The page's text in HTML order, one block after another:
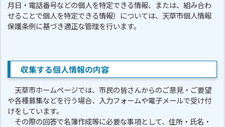
月日・電話番号などの個人を特定できる情報、または、組み合わ
せることで個人を特定できる情報）については、天草市個人情報
保護条例に基づき適正な管理を行います。
収集する個人情報の内容
天草市ホームページでは、市民の皆さんからのご意見・ご要望
や各種募集などを行う場合、入力フォームや電子メールで受け付
けをしています。
その際の回答で名簿作成等に必要な事項として、住所・氏名・